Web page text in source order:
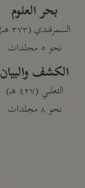
بحر العلوم
السمرقندي (٣٧٣ هـ)
نحو ٥ مجلدات
الكشف والبيان
الثعلبي (٤٢٧ هـ)
نحو ٨ مجلدات